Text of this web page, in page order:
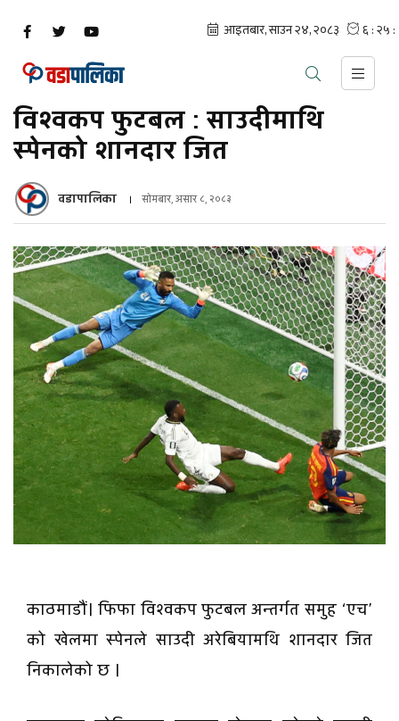
विश्वकप फुटबल : साउदीमाथि
स्पेनको शानदार जित
वडापालिका सोमबार, असार ८, २०८३
काठमाडौं। फिफा विश्वकप फुटबल अन्तर्गत समुह ‘एच’
को खेलमा स्पेनले साउदी अरेबियामथि शानदार जित
निकालेको छ ।